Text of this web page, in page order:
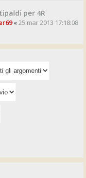
per 4R
«25 mar 2013 17:18:08